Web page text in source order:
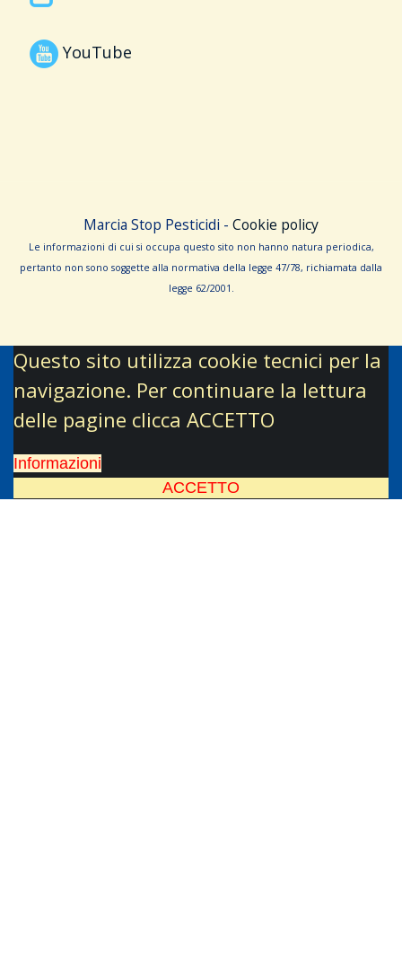
YouTube
Marcia Stop Pesticidi - Cookie policy
Le informa­zioni di cui si occupa questo sito non hanno na­tura periodica,
pertanto non sono sog­gette alla normativa della legge 47/78, richiamata dalla
leg­ge 62/­2001.
Questo sito utilizza cookie tecnici per la
navigazione. Per continuare la lettura
delle pagine clicca ACCETTO
Informazioni
ACCETTO